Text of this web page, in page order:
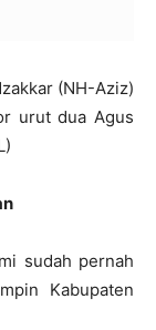
(NH-Aziz)
urut dua Agus
sudah pernah
Kabupaten